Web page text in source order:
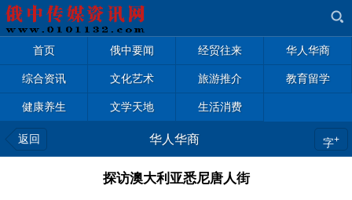
首页 俄中要闻 经贸往来 华人华商
综合资讯 文化艺术 旅游推介 教育留学
健康养生 文学天地 生活消费
返回 华人华商 字+
探访澳大利亚悉尼唐人街